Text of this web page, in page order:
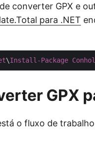
converter GPX e
para .NET
\Install-Package
GPX
o fluxo de